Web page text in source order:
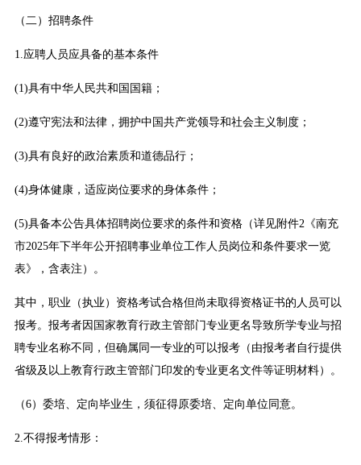
（二）招聘条件
1.应聘人员应具备的基本条件
(1)具有中华人民共和国国籍；
(2)遵守宪法和法律，拥护中国共产党领导和社会主义制度；
(3)具有良好的政治素质和道德品行；
(4)身体健康，适应岗位要求的身体条件；
(5)具备本公告具体招聘岗位要求的条件和资格（详见附件2《南充
市2025年下半年公开招聘事业单位工作人员岗位和条件要求一览
表》，含表注）。
其中，职业（执业）资格考试合格但尚未取得资格证书的人员可以
报考。报考者因国家教育行政主管部门专业更名导致所学专业与招
聘专业名称不同，但确属同一专业的可以报考（由报考者自行提供
省级及以上教育行政主管部门印发的专业更名文件等证明材料）。
（6）委培、定向毕业生，须征得原委培、定向单位同意。
2.不得报考情形：